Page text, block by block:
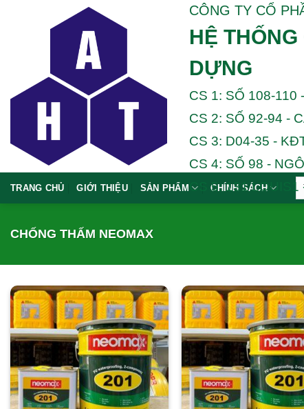
CÔNG TY CỔ
HỆ
DỰNG
CS 1: SỐ 108-110
CS 2: SỐ 92-94 -
CS 3: D04-35 -
CS 4: SỐ 98 -
CS 5: 131
TRANG CHỦ GIỚI THIỆU SẢN PHẨM CHÍNH SÁCH
CHỐNG THẤM NEOMAX